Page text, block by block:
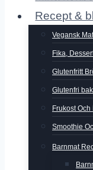
Recept &
Vegansk
Fika,
Glutenfritt
Glutenfri
Frukost Och
Smoothie
Barnmat